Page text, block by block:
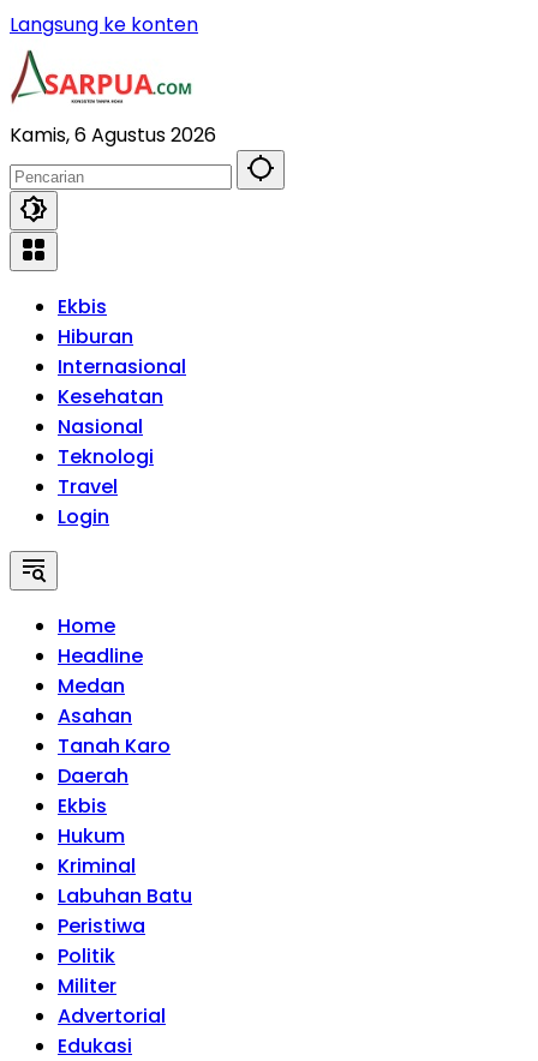
Langsung ke konten
Kamis, 6 Agustus 2026
Ekbis
Hiburan
Internasional
Kesehatan
Nasional
Teknologi
Travel
Login
Home
Headline
Medan
Asahan
Tanah Karo
Daerah
Ekbis
Hukum
Kriminal
Labuhan Batu
Peristiwa
Politik
Militer
Advertorial
Edukasi